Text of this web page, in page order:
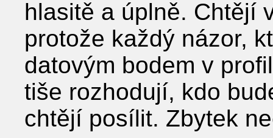
hlasitě a úplně. Chtějí
protože každý názor,
datovým bodem v
tiše rozhodují, kdo
chtějí posílit. Zbytek